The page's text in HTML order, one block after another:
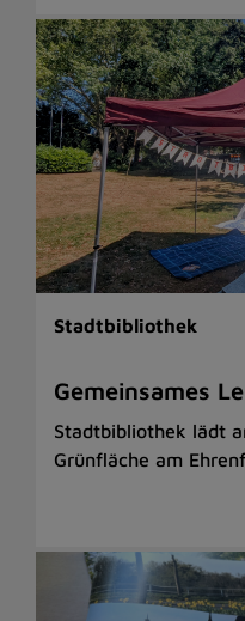
Stadtbibliothek
Gemeinsames
Stadtbibliothek lädt
Grünfläche am